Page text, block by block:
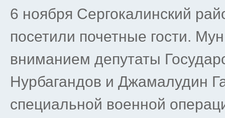
6 ноября Сергокалинский
посетили почетные гости.
вниманием депутаты
Нурбагандов и Джамалудин
специальной военной